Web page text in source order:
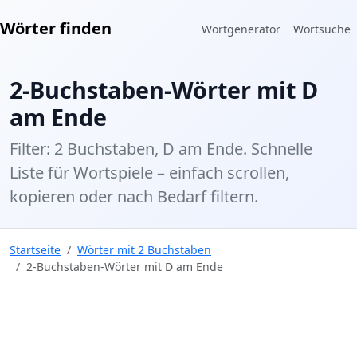
Wörter finden Wortgenerator Wortsuche
2-Buchstaben-Wörter mit D
am Ende
Filter: 2 Buchstaben, D am Ende. Schnelle
Liste für Wortspiele – einfach scrollen,
kopieren oder nach Bedarf filtern.
Startseite
Wörter mit 2 Buchstaben
2-Buchstaben-Wörter mit D am Ende